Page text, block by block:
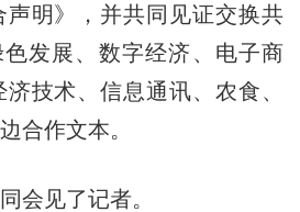
明》，并共同见证交换共
色发展、数字经济、电子商
技术、信息通讯、农食、
合作文本。
见了记者。